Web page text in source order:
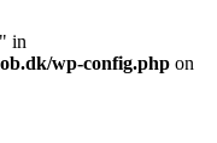
in
wp-config.php on